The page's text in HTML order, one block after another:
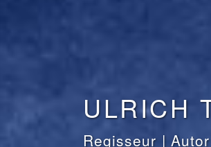
ULRICH
Regisseur | Autor